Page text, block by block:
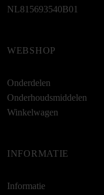
NL815693540B01
WEBSHOP
Onderdelen
Onderhoudsmiddelen
Winkelwagen
INFORMATIE
Informatie